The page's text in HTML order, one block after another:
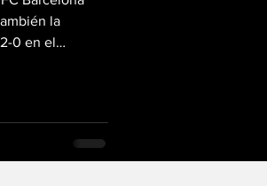
la
0 en el
reciente